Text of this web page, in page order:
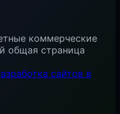
коммерческие
общая страница
сайтов в